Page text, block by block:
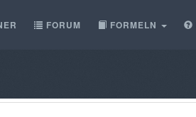
FORUM FORMELN